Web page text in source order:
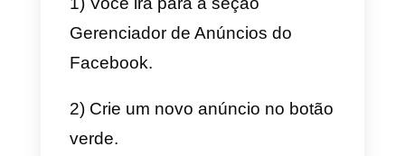
comercial éa proximidade entre
o cliente em potencial e a